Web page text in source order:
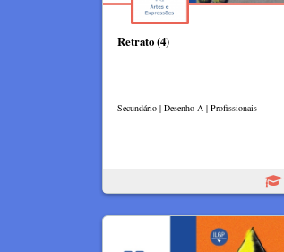
Retrato (4)
Secundário | Desenho A | Profissionais